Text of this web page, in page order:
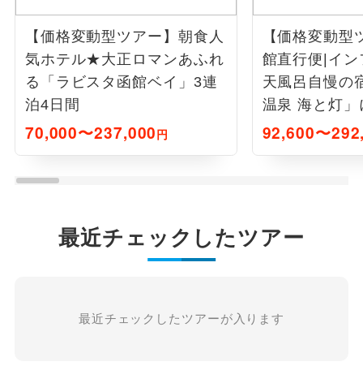
【価格変動型ツアー】 朝食人
気ホテル★大正ロマンあふれ
る「ラビスタ函館ベイ」3連
泊4日間
70,000〜237,000円
【価格変動
館直行便|イ
天風呂自慢の
温泉 海と灯
92,600〜
最近チェックしたツアー
最近チェックしたツアーが入ります